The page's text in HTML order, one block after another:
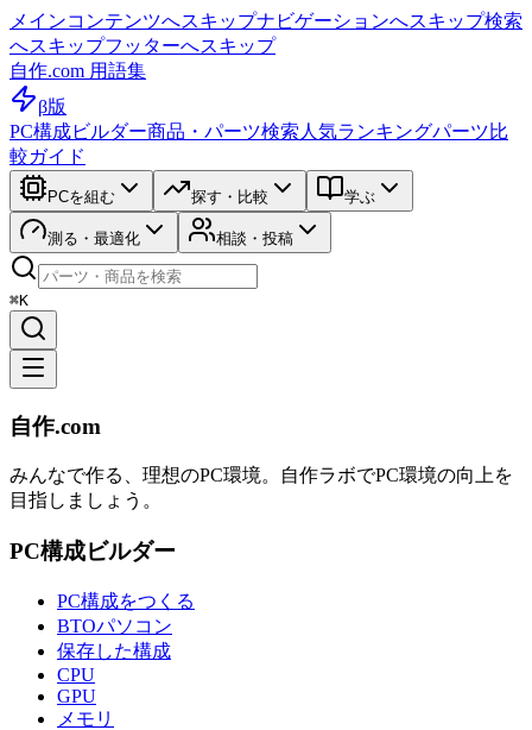
メインコンテンツへスキップナビゲーションへスキップ検索
へスキップフッターへスキップ
自作.com 用語集
β版
PC構成ビルダー商品・パーツ検索 人気ランキングパーツ比
較ガイド
PCを組む 探す・比較 学ぶ
測る・最適化 相談・投稿
⌘K
自作.com
みんなで作る、理想のPC環境。 自作ラボでPC環境の向上を
目指しましょう。
PC構成ビルダー
PC構成をつくる
BTOパソコン
保存した構成
CPU
GPU
メモリ